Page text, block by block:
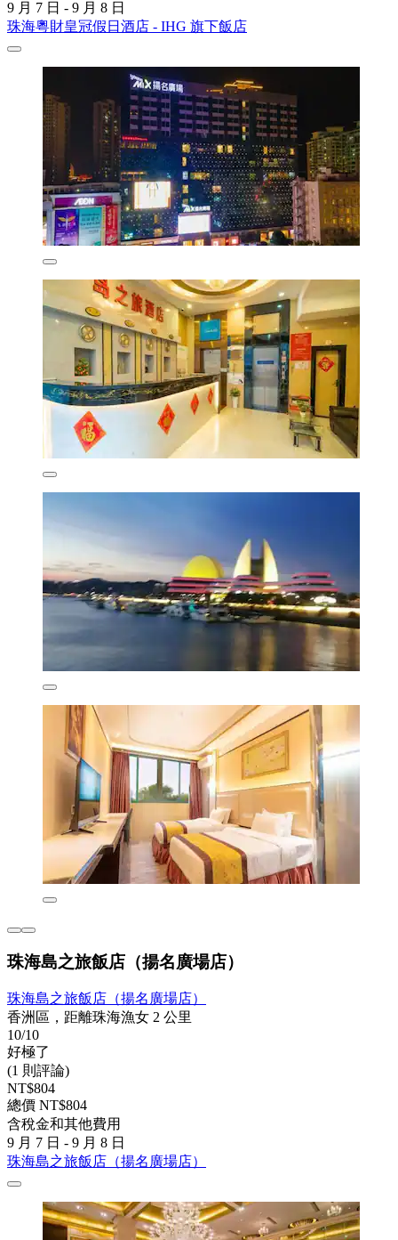
9 月 7 日 - 9 月 8 日
珠海粵財皇冠假日酒店 - IHG 旗下飯店
珠海島之旅飯店（揚名廣場店）
珠海島之旅飯店（揚名廣場店）
香洲區，距離珠海漁女 2 公里
10/10
好極了
(1 則評論)
NT$804
總價 NT$804
含稅金和其他費用
9 月 7 日 - 9 月 8 日
珠海島之旅飯店（揚名廣場店）